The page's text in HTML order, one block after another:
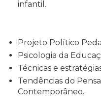
infantil.
Projeto Político
Psicologia da
Técnicas e
Tendências do
Contemporâneo.